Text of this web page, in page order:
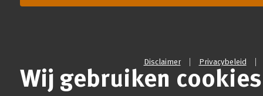
Disclaimer Privacybeleid
Wij gebruiken cookies